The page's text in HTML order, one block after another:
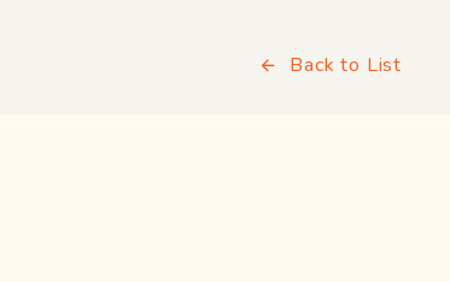
Back to List